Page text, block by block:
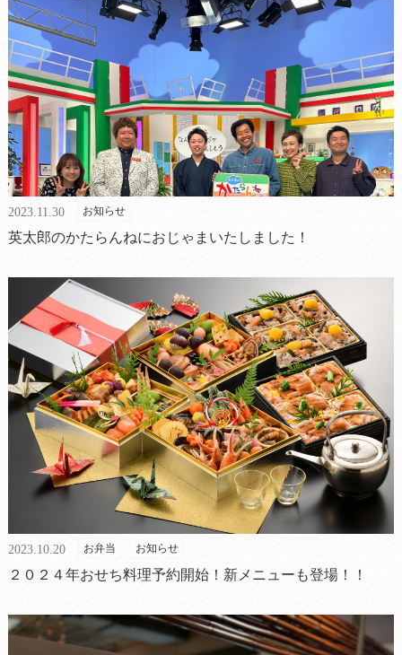
2023.11.30 お知らせ
英太郎のかたらんねにおじゃまいたしました！
2023.10.20 お弁当 お知らせ
２０２４年おせち料理予約開始！新メニューも登場！！